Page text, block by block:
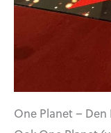
One Planet – Den